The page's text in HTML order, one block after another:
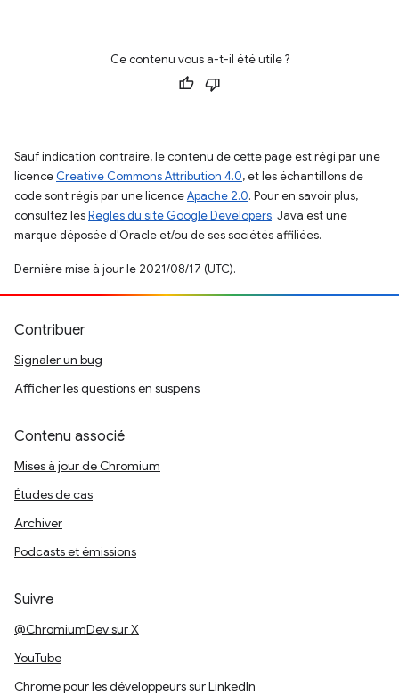
Ce contenu vous a-t-il été utile ?
Sauf indication contraire, le contenu de cette page est régi par une
licence Creative Commons Attribution 4.0, et les échantillons de
code sont régis par une licenceApache 2.0. Pour en savoir plus,
consultez lesRègles du site Google Developers. Java est une
marque déposée d'Oracle et/ou de ses sociétés affiliées.
Dernière mise à jour le 2021/08/17 (UTC).
Contribuer
Signaler un bug
Afficher les questions en suspens
Contenu associé
Mises à jour de Chromium
Études de cas
Archiver
Podcasts et émissions
Suivre
@ChromiumDev sur X
YouTube
Chrome pour les développeurs sur LinkedIn